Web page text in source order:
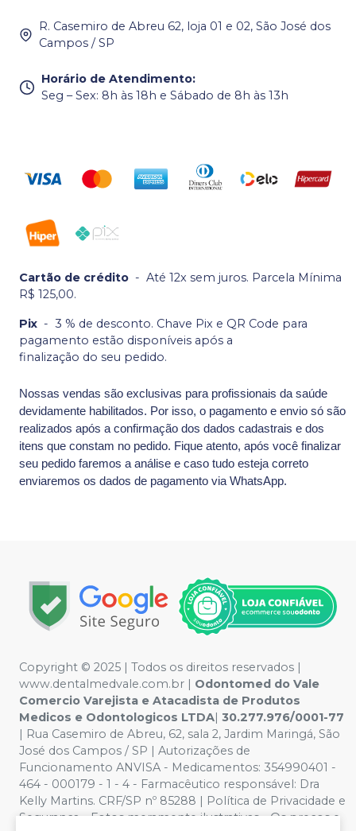
R. Casemiro de Abreu 62, loja 01 e 02, São José dos
Campos / SP
Horário de Atendimento:
Seg – Sex: 8h às 18h e Sábado de 8h às 13h
Cartão de crédito - Até 12x sem juros. Parcela Mínima
R$ 125,00.
Pix - 3 % de desconto. Chave Pix e QR Code para
pagamento estão disponíveis após a
finalização do seu pedido.
Nossas vendas são exclusivas para profissionais da saúde
devidamente habilitados. Por isso, o pagamento e envio só são
realizados após a confirmação dos dados cadastrais e dos
itens que constam no pedido. Fique atento, após você finalizar
seu pedido faremos a análise e caso tudo esteja correto
enviaremos os dados de pagamento via WhatsApp.
Copyright © 2025 | Todos os direitos reservados |
www.dentalmedvale.com.br | Odontomed do Vale
Comercio Varejista e Atacadista de Produtos
Medicos e Odontologicos LTDA| 30.277.976/0001-77
| Rua Casemiro de Abreu, 62, sala 2, Jardim Maringá, São
José dos Campos / SP | Autorizações de
Funcionamento ANVISA - Medicamentos: 354990401 -
464 - 000179 - 1 - 4 - Farmacêutico responsável: Dra
Kelly Martins. CRF/SP nº 85288 | Política de Privacidade e
Segurança - Fotos meramente ilustrativas - Os preços e